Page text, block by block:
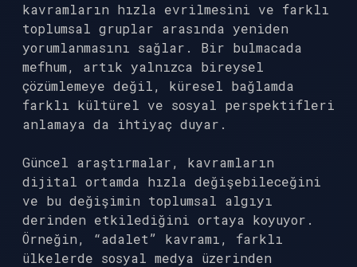
kavramların hızla evrilmesini ve farklı
toplumsal gruplar arasında yeniden
yorumlanmasını sağlar. Bir bulmacada
mefhum, artık yalnızca bireysel
çözümlemeye değil, küresel bağlamda
farklı kültürel ve sosyal perspektifleri
anlamaya da ihtiyaç duyar.
Güncel araştırmalar, kavramların
dijital ortamda hızla değişebileceğini
ve bu değişimin toplumsal algıyı
derinden etkilediğini ortaya koyuyor.
Örneğin, “adalet” kavramı, farklı
ülkelerde sosyal medya üzerinden